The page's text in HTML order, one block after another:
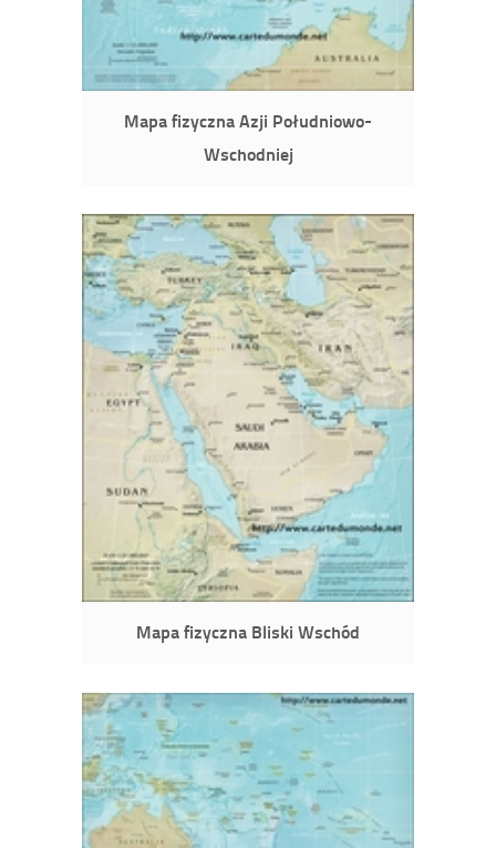
Mapa fizyczna Azji Południowo-
Wschodniej
Mapa fizyczna Bliski Wschód